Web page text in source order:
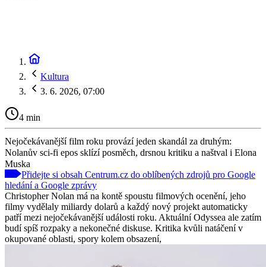
Kultura
3. 6. 2026, 07:00
4 min
Nejočekávanější film roku provází jeden skandál za druhým:
Nolanův sci-fi epos sklízí posměch, drsnou kritiku a naštval i Elona
Muska
Přidejte si obsah Centrum.cz do oblíbených zdrojů pro Google
hledání a Google zprávy
Christopher Nolan má na kontě spoustu filmových ocenění, jeho
filmy vydělaly miliardy dolarů a každý nový projekt automaticky
patří mezi nejočekávanější události roku. Aktuální Odyssea ale zatím
budí spíš rozpaky a nekonečné diskuse. Kritika kvůli natáčení v
okupované oblasti, spory kolem obsazení,